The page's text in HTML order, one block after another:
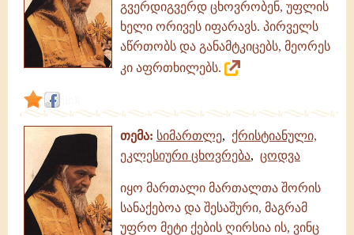
გვერდიგვერდ ცხოვრობენ, უფლის
ხელი ორივეს იფარავს. პირველს
აწრთობს და განამტკიცებს, მეორეს
კი აფრთხილებს.
თემა: სიმართლე, ქრისტიანული,
ეკლესიური ცხოვრება, ცოდვა
იყო მართალი მართალთა შორის
სანაქებოა და შესაშური, მაგრამ
უფრო მეტი ქების ღირსია ის, ვინც